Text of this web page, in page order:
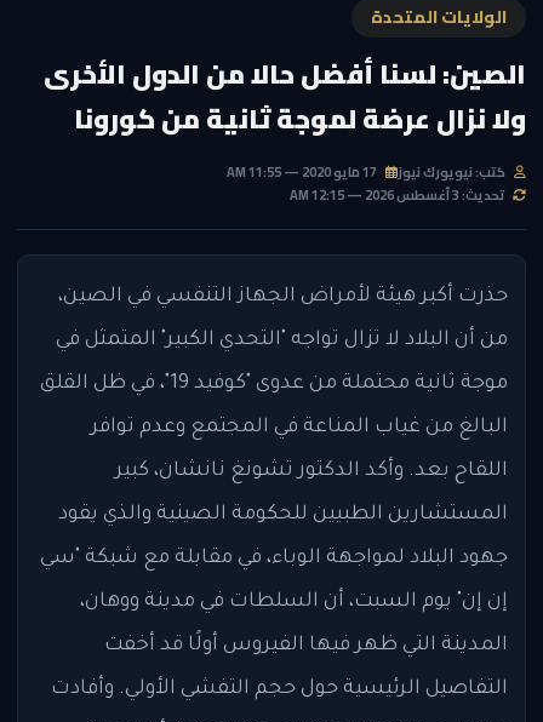
الولايات المتحدة
الصين: لسنا أفضل حالا من الدول الأخرى
ولا نزال عرضة لموجة ثانية من كورونا
كتب: نيويورك نيوز
تحديث: 3 أغسطس 2026 — 12:15 AM
حذرت أكبر هيئة لأمراض الجهاز التنفسي في الصين،
من أن البلاد لا تزال تواجه "التحدي الكبير" المتمثل في
موجة ثانية محتملة من عدوى "كوفيد 19"، في ظل القلق
البالغ من غياب المناعة في المجتمع وعدم توافر
اللقاح بعد. وأكد الدكتور تشونغ نانشان، كبير
المستشارين الطبيين للحكومة الصينية والذي يقود
جهود البلاد لمواجهة الوباء، في مقابلة مع شبكة "سي
إن إن" يوم السبت، أن السلطات في مدينة ووهان،
المدينة التي ظهر فيها الفيروس أولًا قد أخفت
التفاصيل الرئيسية حول حجم التفشي الأولي. وأفادت